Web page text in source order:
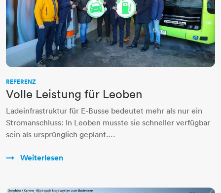
REFERENZ
Volle Leistung für Leoben
Ladeinfrastruktur für E-Busse bedeutet mehr als nur ein
Stromanschluss: In Leoben musste sie schneller verfügbar
sein als ursprünglich geplant.…
Weiterlesen